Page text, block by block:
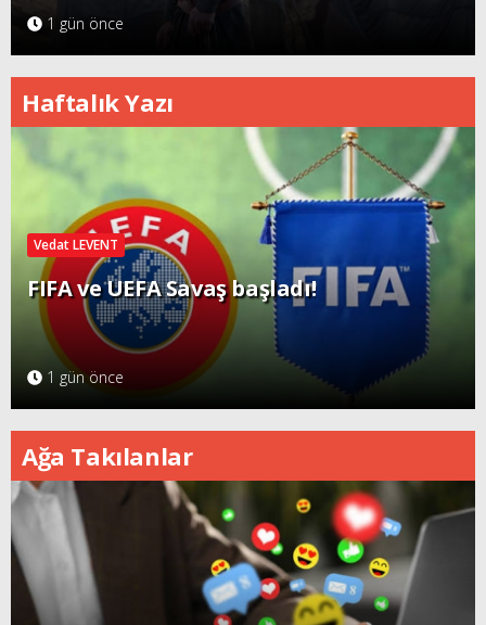
1 gün önce
Haftalık Yazı
Vedat LEVENT
FIFA ve UEFA Savaş başladı!
1 gün önce
Ağa Takılanlar